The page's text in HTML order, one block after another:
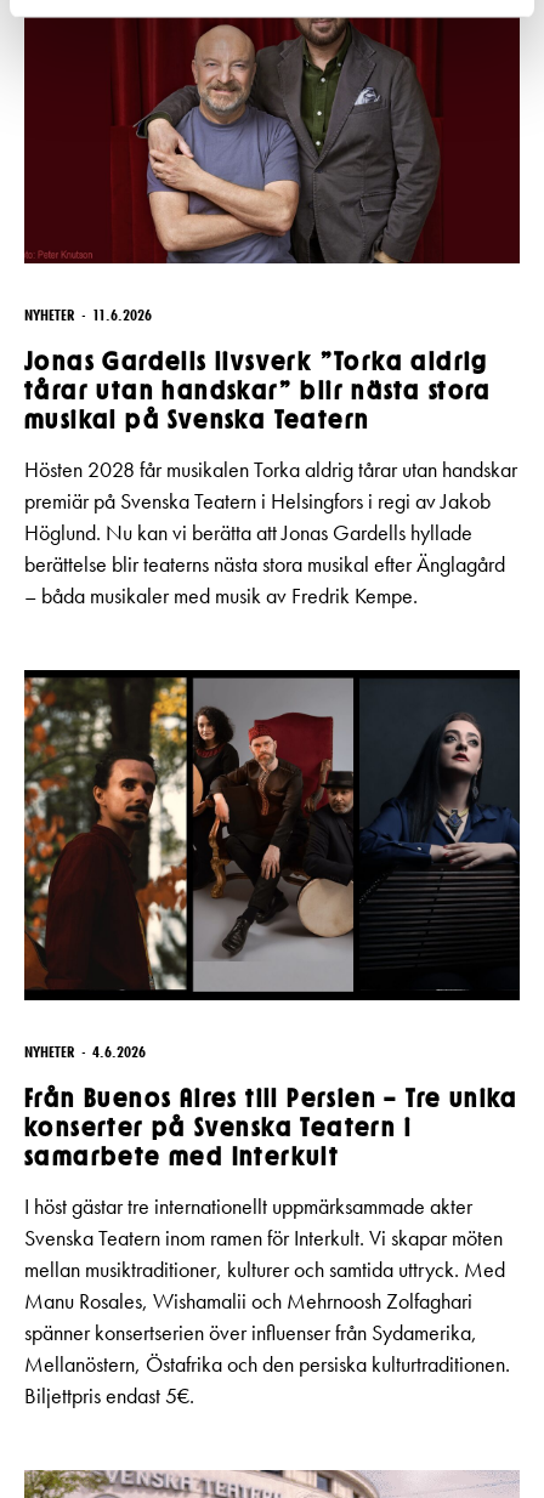
NYHETER 11.6.2026
Jonas Gardells livsverk ”Torka aldrig
tårar utan handskar” blir nästa stora
musikal på Svenska Teatern
Hösten 2028 får musikalen Torka aldrig tårar utan handskar
premiär på Svenska Teatern i Helsingfors i regi av Jakob
Höglund. Nu kan vi berätta att Jonas Gardells hyllade
berättelse blir teaterns nästa stora musikal efter Änglagård
– båda musikaler med musik av Fredrik Kempe.
NYHETER 4.6.2026
Från Buenos Aires till Persien – Tre unika
konserter på Svenska Teatern i
samarbete med Interkult
I höst gästar tre internationellt uppmärksammade akter
Svenska Teatern inom ramen för Interkult. Vi skapar möten
mellan musiktraditioner, kulturer och samtida uttryck. Med
Manu Rosales, Wishamalii och Mehrnoosh Zolfaghari
spänner konsertserien över influenser från Sydamerika,
Mellanöstern, Östafrika och den persiska kulturtraditionen.
Biljettpris endast 5€.